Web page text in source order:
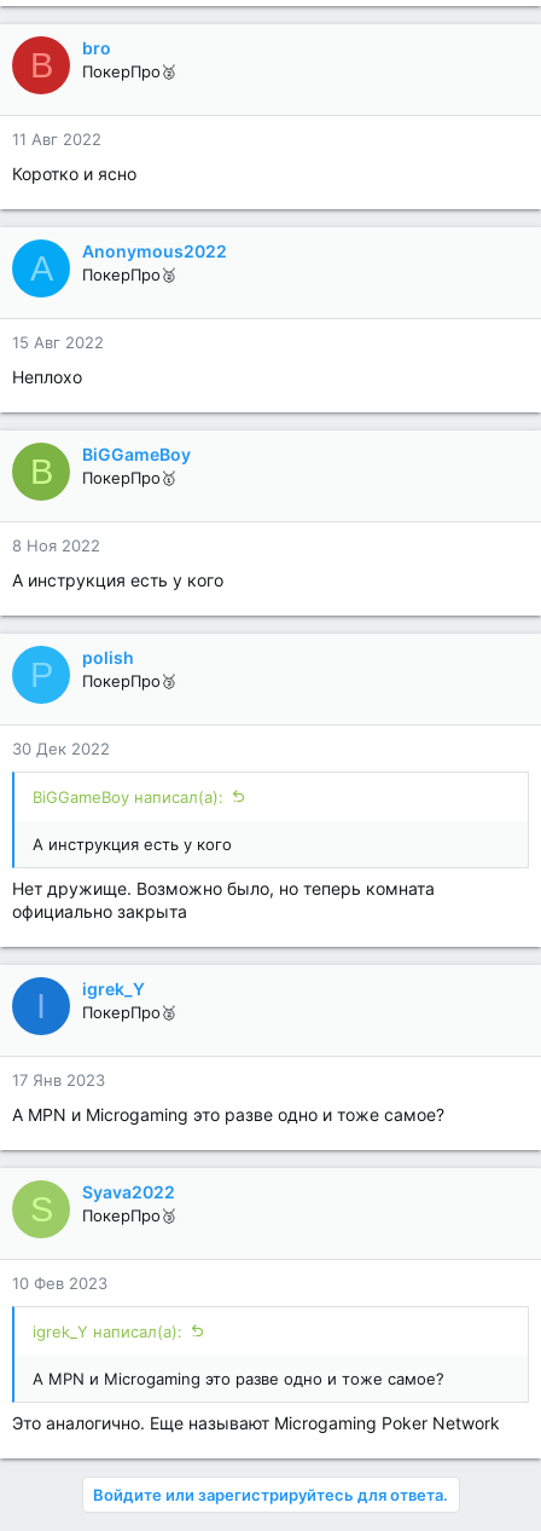
B bro
ПокерПро🥈
11 Авг 2022
Коротко и ясно
A Anonymous2022
ПокерПро🥈
15 Авг 2022
Неплохо
B BiGGameBoy
ПокерПро🥇
8 Ноя 2022
А инструкция есть у кого
P polish
ПокерПро🥉
30 Дек 2022
BiGGameBoy написал(а):
А инструкция есть у кого
Нет дружище. Возможно было, но теперь комната
официально закрыта
I igrek_Y
ПокерПро🥈
17 Янв 2023
А MPN и Microgaming это разве одно и тоже самое?
S Syava2022
ПокерПро🥉
10 Фев 2023
igrek_Y написал(а):
А MPN и Microgaming это разве одно и тоже самое?
Это аналогично. Еще называют Microgaming Poker Network
Войдите или зарегистрируйтесь для ответа.